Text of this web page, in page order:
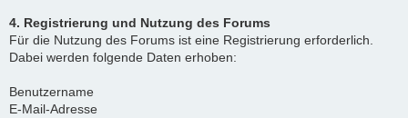
4. Registrierung und Nutzung des Forums
Für die Nutzung des Forums ist eine Registrierung erforderlich.
Dabei werden folgende Daten erhoben:
Benutzername
E-Mail-Adresse